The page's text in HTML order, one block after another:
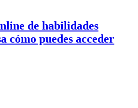
de habilidades
cómo puedes acceder